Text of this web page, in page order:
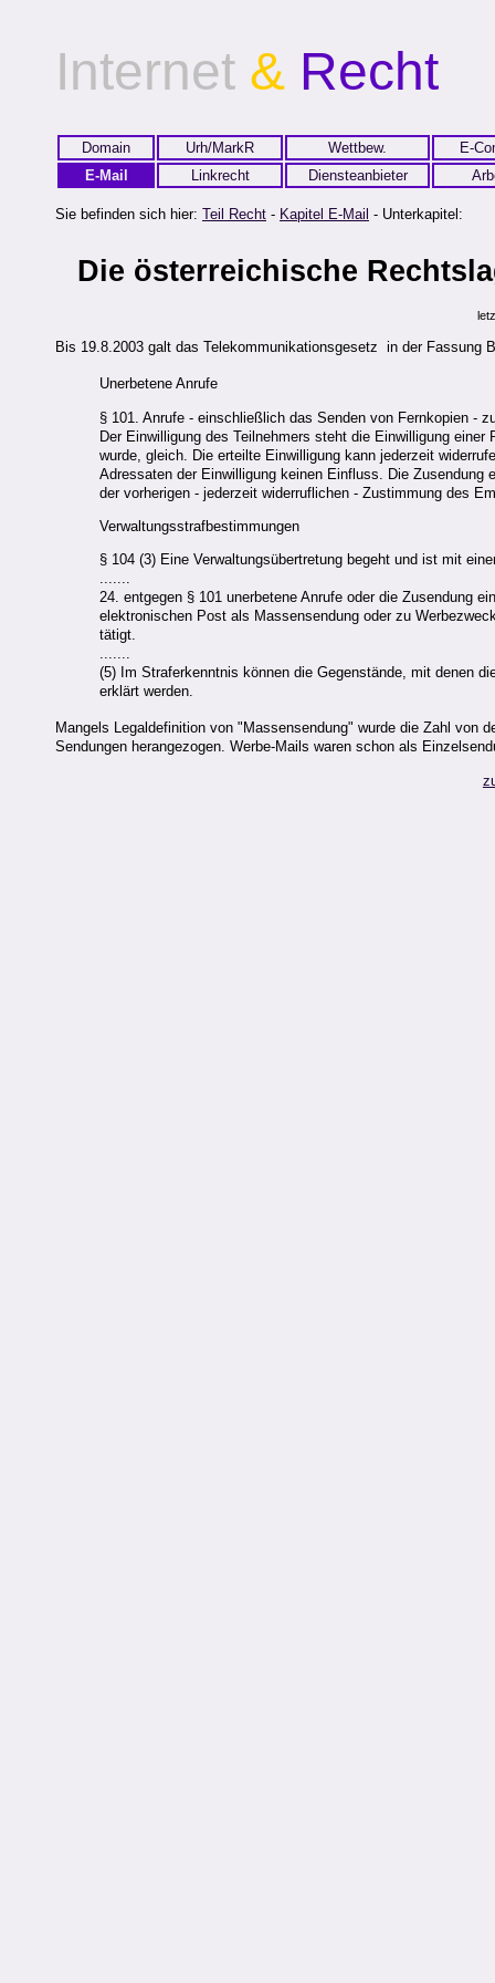
Internet & Recht
Domain Urh/MarkR Wettbew.
E-
E-Mail
Linkrecht Diensteanbieter
Sie befinden sich hier: Teil Recht - Kapitel E-Mail - Unterkapitel:
Die österreichische
Bis 19.8.2003 galt das Telekommunikationsgesetz in der Fassung
Unerbetene Anrufe
§ 101. Anrufe - einschließlich das Senden von Fernkopien -
Der Einwilligung des Teilnehmers steht die Einwilligung
wurde, gleich. Die erteilte Einwilligung kann jederzeit
Adressaten der Einwilligung keinen Einfluss. Die
der vorherigen - jederzeit widerruflichen - Zustimmung des
Verwaltungsstrafbestimmungen
§ 104 (3) Eine Verwaltungsübertretung begeht und ist mit
.......
24. entgegen § 101 unerbetene Anrufe oder die Zusendung
elektronischen Post als Massensendung oder zu
tätigt.
.......
(5) Im Straferkenntnis können die Gegenstände, mit denen
erklärt werden.
Mangels Legaldefinition von "Massensendung" wurde die Zahl von
Sendungen herangezogen. Werbe-Mails waren schon als